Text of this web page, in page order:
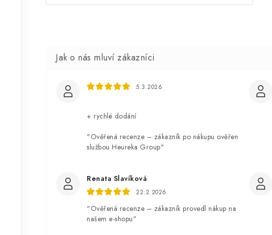
5.3.2026
+ rychlé dodání
"Ověřená recenze – zákazník po nákupu ověřen
službou Heureka Group"
Renata Slavíková
22.2.2026
"Ověřená recenze – zákazník provedl nákup na
našem e-shopu"